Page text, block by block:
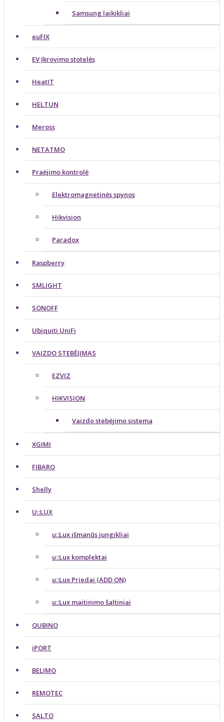
Samsung laikikliai
euFIX
EV Įkrovimo stotelės
HeatIT
HELTUN
Meross
NETATMO
Praėjimo kontrolė
Elektromagnetinės spynos
Hikvision
Paradox
Raspberry
SMLIGHT
SONOFF
Ubiquiti UniFi
VAIZDO STEBĖJIMAS
EZVIZ
HIKVISION
Vaizdo stebėjimo sistema
XGIMI
FIBARO
Shelly
U::LUX
u::Lux išmanūs jungikliai
u::Lux komplektai
u::Lux Priedai (ADD ON)
u::Lux maitinimo šaltiniai
QUBINO
iPORT
BELIMO
REMOTEC
SALTO